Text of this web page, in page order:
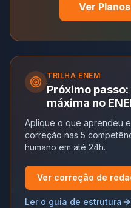
Ver
TRILHA ENEM
Próximo
máxima no
Aplique o que aprendeu
correção nas 5
humano em até 24h.
Ver correção de
Ler o guia de estrutura